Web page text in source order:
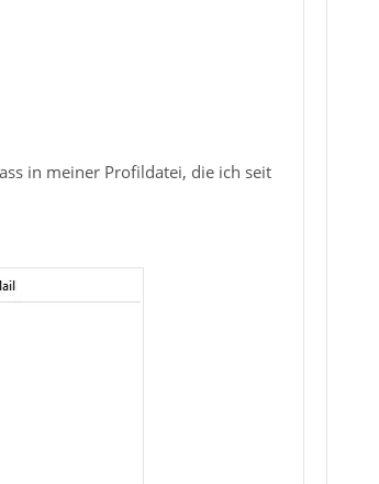
in meiner Profildatei, die ich seit